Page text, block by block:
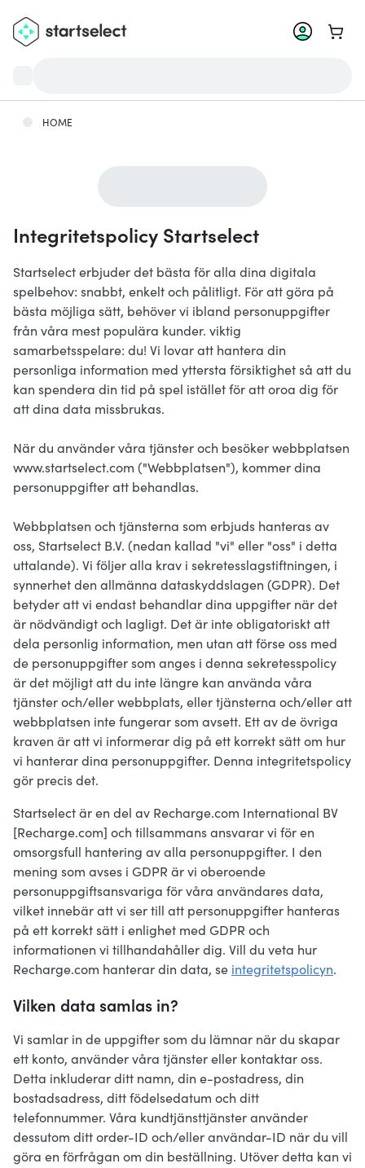
Gå
HOME
Integritetspolicy Startselect
Startselect erbjuder det bästa för alla dina digitala
spelbehov: snabbt, enkelt och pålitligt. För att göra på
bästa möjliga sätt, behöver vi ibland personuppgifter
från våra mest populära kunder. viktig
samarbetsspelare: du! Vi lovar att hantera din
personliga information med yttersta försiktighet så att du
kan spendera din tid på spel istället för att oroa dig för
att dina data missbrukas.
När du använder våra tjänster och besöker webbplatsen
www.startselect.com ("Webbplatsen"), kommer dina
personuppgifter att behandlas.
Webbplatsen och tjänsterna som erbjuds hanteras av
oss, Startselect B.V. (nedan kallad "vi" eller "oss" i detta
uttalande). Vi följer alla krav i sekretesslagstiftningen, i
synnerhet den allmänna dataskyddslagen (GDPR). Det
betyder att vi endast behandlar dina uppgifter när det
är nödvändigt och lagligt. Det är inte obligatoriskt att
dela personlig information, men utan att förse oss med
de personuppgifter som anges i denna sekretesspolicy
är det möjligt att du inte längre kan använda våra
tjänster och/eller webbplats, eller tjänsterna och/eller att
webbplatsen inte fungerar som avsett. Ett av de övriga
kraven är att vi informerar dig på ett korrekt sätt om hur
vi hanterar dina personuppgifter. Denna integritetspolicy
gör precis det.
Startselect är en del av Recharge.com International BV
[Recharge.com] och tillsammans ansvarar vi för en
omsorgsfull hantering av alla personuppgifter. I den
mening som avses i GDPR är vi oberoende
personuppgiftsansvariga för våra användares data,
vilket innebär att vi ser till att personuppgifter hanteras
på ett korrekt sätt i enlighet med GDPR och
informationen vi tillhandahåller dig. Vill du veta hur
Recharge.com hanterar din data, se integritetspolicyn.
Vilken data samlas in?
Vi samlar in de uppgifter som du lämnar när du skapar
ett konto, använder våra tjänster eller kontaktar oss.
Detta inkluderar ditt namn, din e-postadress, din
bostadsadress, ditt födelsedatum och ditt
telefonnummer. Våra kundtjänsttjänster använder
dessutom ditt order-ID och/eller användar-ID när du vill
göra en förfrågan om din beställning. Utöver detta kan vi